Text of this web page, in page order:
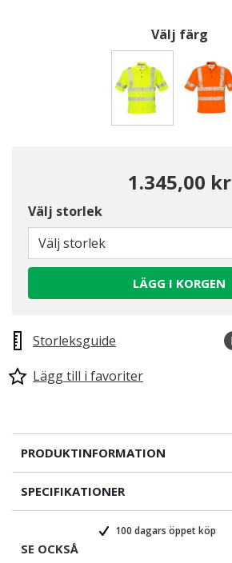
Välj färg
1.345,00 kr
Välj storlek
Välj storlek
LÄGG I KORGEN
Storleksguide
Lägg till i favoriter
PRODUKTINFORMATION
SPECIFIKATIONER
100 dagars öppet köp
SE OCKSÅ